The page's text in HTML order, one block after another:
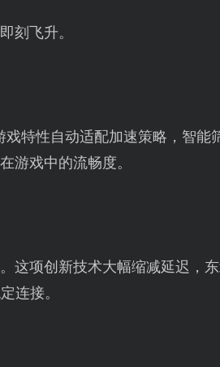
刻飞升。
特性自动适配加速策略，智能
游戏中的流畅度。
这项创新技术大幅缩减延迟，
连接。